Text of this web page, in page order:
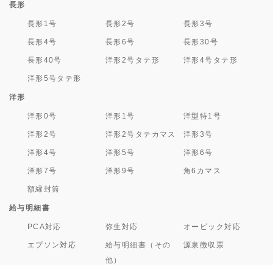
長形
長形1号 長形2号 長形3号
長形4号 長形6号 長形30号
長形40号 洋形2号タテ形 洋形4号タテ形
洋形5号タテ形
洋形
洋形0号 洋形1号 洋型特1号
洋形2号 洋形2号タテカマス 洋形3号
洋形4号 洋形5号 洋形6号
洋形7号 洋形9号 角6カマス
額縁封筒
給与明細書
PCA対応 弥生対応 オービック対応
エプソン対応
給与明細書（その
他）
源泉徴収票